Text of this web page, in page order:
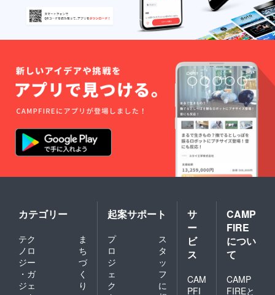
カテゴリー
テク
ノロ
ジー
・ガ
ジェ
ま
ち
づ
く
り
起案サポート
プ
ロ
ジ
ェ
ク
ス
タ
ッ
フ
に
サ
ー
ビ
ス
CAM
PFI
CAMP
FIRE
につい
て
CAMP
FIREと